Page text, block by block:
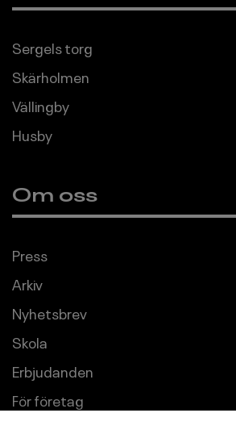
Sergels torg
Skärholmen
Vällingby
Husby
Om oss
Press
Arkiv
Nyhetsbrev
Skola
Erbjudanden
För företag